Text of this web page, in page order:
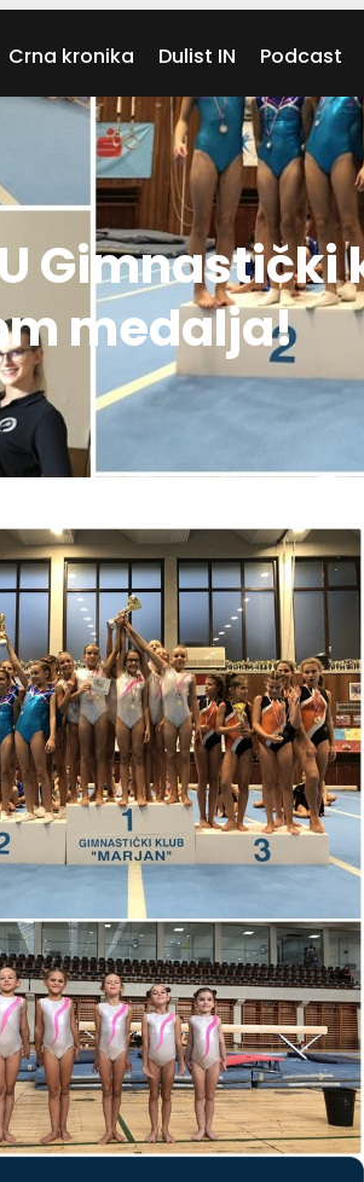
Crna kronika Dulist IN Podcast
medalja!